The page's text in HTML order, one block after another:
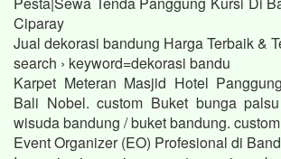
Ciparay
Jual dekorasi bandung Harga Terbaik &
search › keyword=dekorasi bandu
Karpet Meteran Masjid Hotel
Bali Nobel. custom Buket bunga
wisuda bandung / buket bandung. custom
Event Organizer (EO) Profesional di